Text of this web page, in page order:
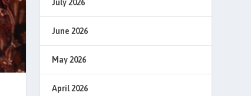
July 2026
June 2026
May 2026
April 2026